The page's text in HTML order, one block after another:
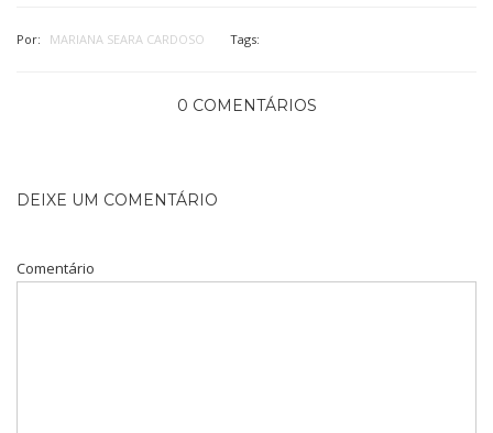
Por: MARIANA SEARA CARDOSO Tags:
0 COMENTÁRIOS
DEIXE UM COMENTÁRIO
Comentário